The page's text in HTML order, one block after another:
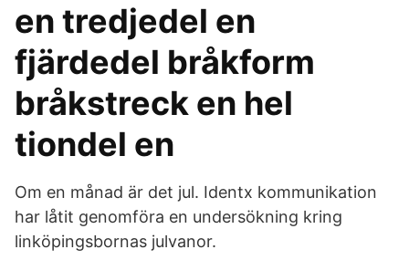
en tredjedel en
fjärdedel bråkform
bråkstreck en hel
tiondel en
Om en månad är det jul. Identx kommunikation
har låtit genomföra en undersökning kring
linköpingsbornas julvanor.